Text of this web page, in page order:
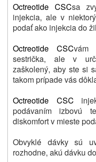
Octreotide CSCsa
injekcia, ale v
podať ako injekcia do
Octreotide CSCvám
sestrička, ale v
zaškolený, aby ste si
takom prípade vás
Octreotide CSC
podávaním izbovú
diskomfort v mieste
Obvyklé dávky sú
rozhodne, akú dávku